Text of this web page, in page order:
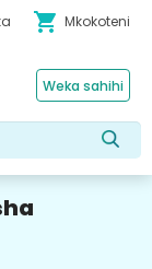
shopping_cart Mkokoteni
Weka sahihi